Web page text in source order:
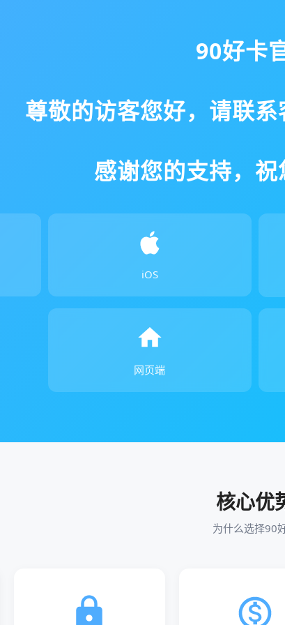
90好卡
尊敬的访客您好，请联系
感谢您的支持，祝
iOS
网页端
核心优
为什么选择90